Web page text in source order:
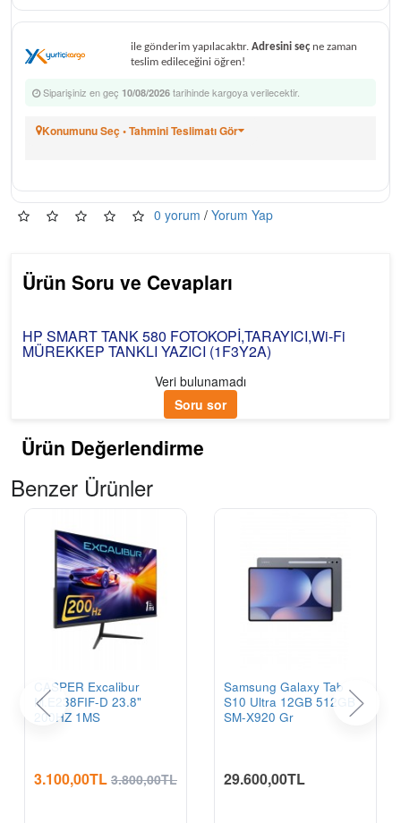
ile gönderim yapılacaktır. Adresini seçne zaman
teslim edileceğini öğren!
Siparişiniz en geç 10/08/2026 tarihinde kargoya verilecektir.
Konumunu Seç • Tahmini Teslimatı Gör
0 yorum / Yorum Yap
Ürün Soru ve Cevapları
HP SMART TANK 580 FOTOKOPİ,TARAYICI,Wi-Fi
MÜREKKEP TANKLI YAZICI (1F3Y2A)
Veri bulunamadı
Soru sor
Ürün Değerlendirme
Benzer Ürünler
CASPER Excalibur
M.E238FIF-D 23.8"
200HZ 1MS
3.100,00TL 3.800,00TL
Samsung Galaxy Tab
S10 Ultra 12GB 512GB
SM-X920 Gr
29.600,00TL